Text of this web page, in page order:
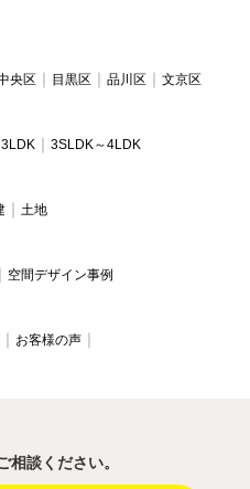
央区 目黒区 品川区 文京区
3SLDK～4LDK
土地
空間デザイン事例
お客様の声
相談ください。